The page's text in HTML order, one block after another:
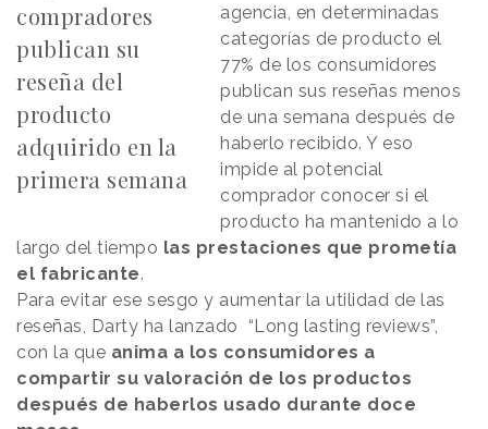
compradores
publican su
reseña del
producto
adquirido en la
primera semana
agencia, en determinadas
categorías de producto el
77% de los consumidores
publican sus reseñas menos
de una semana después de
haberlo recibido. Y eso
impide al potencial
comprador conocer si el
producto ha mantenido a lo
largo del tiempo las prestaciones que prometía
el fabricante.
Para evitar ese sesgo y aumentar la utilidad de las
reseñas, Darty ha lanzado “Long lasting reviews”,
con la que anima a los consumidores a
compartir su valoración de los productos
después de haberlos usado durante doce